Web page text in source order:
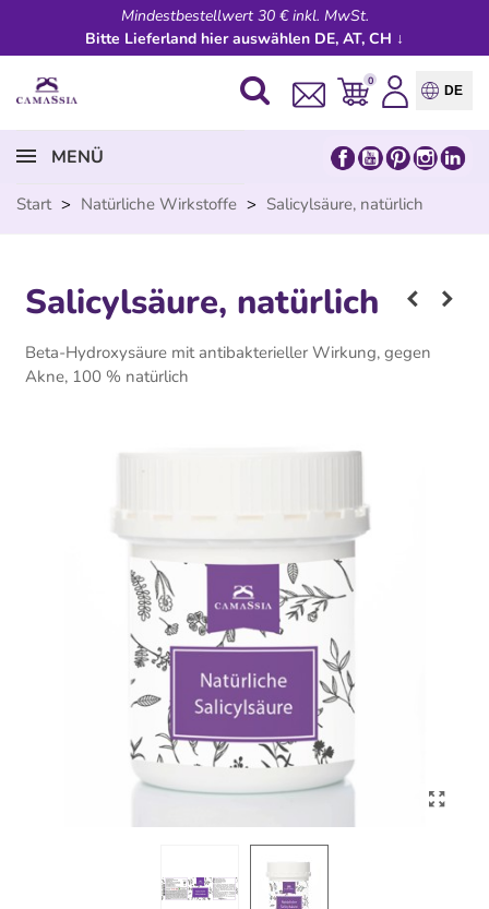
Mindestbestellwert 30 € inkl. MwSt.
Bitte Lieferland hier auswählen DE, AT, CH ↓
0
DE
MENÜ
Start > Natürliche Wirkstoffe > Salicylsäure, natürlich
Salicylsäure, natürlich
Beta-Hydroxysäure mit antibakterieller Wirkung, gegen
Akne, 100 % natürlich